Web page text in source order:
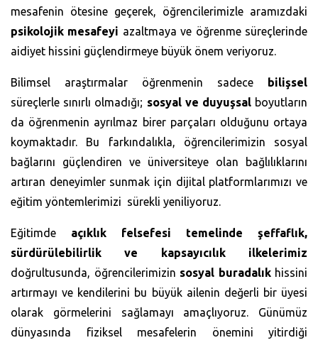
mesafenin ötesine geçerek, öğrencilerimizle aramızdaki
psikolojik mesafeyi azaltmaya ve öğrenme süreçlerinde
aidiyet hissini güçlendirmeye büyük önem veriyoruz.
Bilimsel araştırmalar öğrenmenin sadece
bilişsel
süreçlerle sınırlı olmadığı; sosyal ve duyuşsal boyutların
da öğrenmenin ayrılmaz birer parçaları olduğunu ortaya
koymaktadır. Bu farkındalıkla, öğrencilerimizin sosyal
bağlarını güçlendiren ve üniversiteye olan bağlılıklarını
artıran deneyimler sunmak için dijital platformlarımızı ve
eğitim yöntemlerimizi sürekli yeniliyoruz.
Eğitimde açıklık felsefesi temelinde şeffaflık,
sürdürülebilirlik ve kapsayıcılık ilkelerimiz
doğrultusunda, öğrencilerimizin sosyal buradalıkhissini
artırmayı ve kendilerini bu büyük ailenin değerli bir üyesi
olarak görmelerini sağlamayı amaçlıyoruz. Günümüz
dünyasında fiziksel mesafelerin önemini yitirdiği